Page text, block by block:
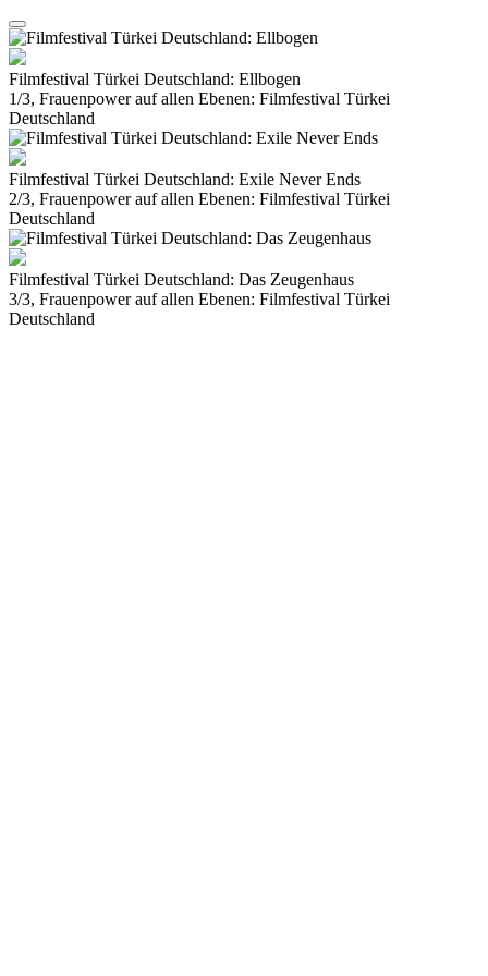
Filmfestival Türkei Deutschland: Ellbogen
1/3, Frauenpower auf allen Ebenen: Filmfestival Türkei
Deutschland
Filmfestival Türkei Deutschland: Exile Never Ends
2/3, Frauenpower auf allen Ebenen: Filmfestival Türkei
Deutschland
Filmfestival Türkei Deutschland: Das Zeugenhaus
3/3, Frauenpower auf allen Ebenen: Filmfestival Türkei
Deutschland